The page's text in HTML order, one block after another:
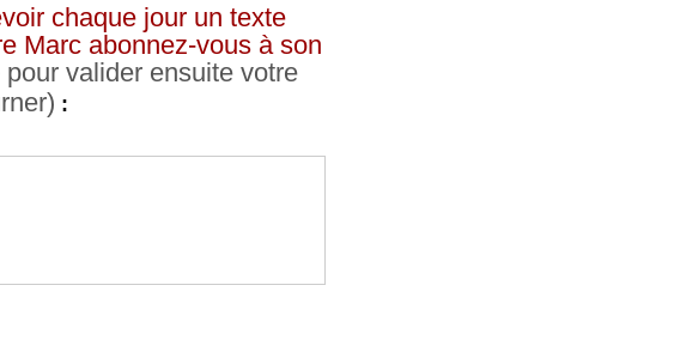
chaque jour un texte
Marc abonnez-vous à son
valider ensuite votre
: